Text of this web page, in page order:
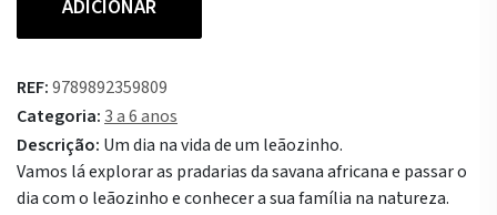
O
-
Os
animais
e
as
ADICIONAR
REF:9789892359809
Categoria:3 a 6 anos
Descrição: Um dia na vida de um leãozinho.
Vamos lá explorar as pradarias da savana africana e passar o
dia com o leãozinho e conhecer a sua família na natureza.